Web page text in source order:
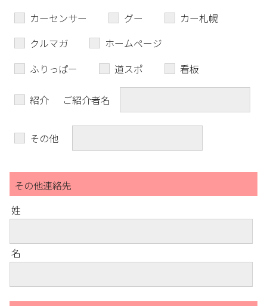
カーセンサー
グー
カー札幌
クルマガ
ホームページ
ふりっぱー
道スポ 看板
紹介 ご紹介者名
その他
その他連絡先
姓
名